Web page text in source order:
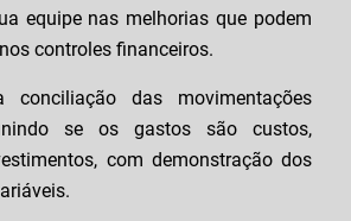
equipe nas melhorias que podem
controles financeiros.
conciliação das movimentações
se os gastos são custos,
com demonstração dos